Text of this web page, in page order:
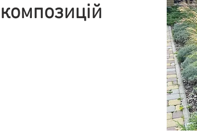
композицій